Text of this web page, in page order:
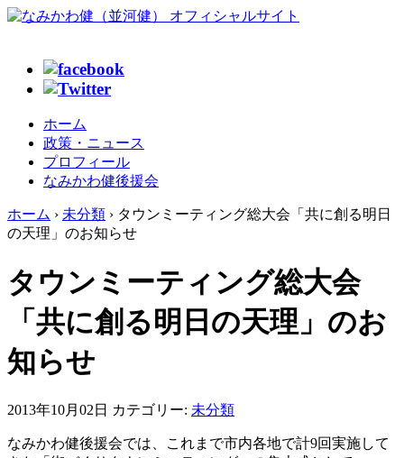
ホーム
政策・ニュース
プロフィール
なみかわ健後援会
ホーム › 未分類 › タウンミーティング総大会「共に創る明日
の天理」のお知らせ
タウンミーティング総大会
「共に創る明日の天理」のお
知らせ
2013年10月02日 カテゴリー: 未分類
なみかわ健後援会では、これまで市内各地で計9回実施して